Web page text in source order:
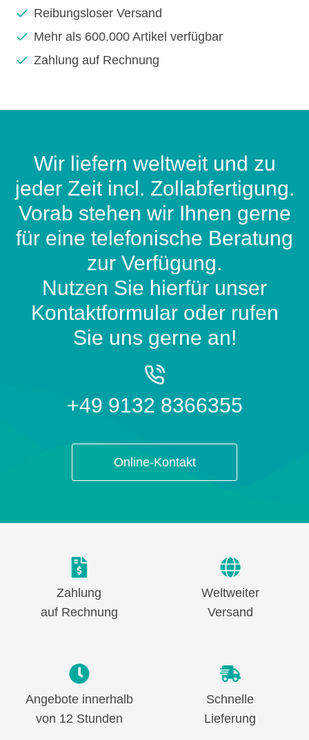
Reibungsloser Versand
Mehr als 600.000 Artikel verfügbar
Zahlung auf Rechnung
Wir liefern weltweit und zu
jeder Zeit incl. Zollabfertigung.
Vorab stehen wir Ihnen gerne
für eine telefonische Beratung
zur Verfügung.
Nutzen Sie hierfür unser
Kontaktformular oder rufen
Sie uns gerne an!
+49 9132 8366355
Online-Kontakt
Zahlung
auf Rechnung
Weltweiter
Versand
Angebote innerhalb
von 12 Stunden
Schnelle
Lieferung